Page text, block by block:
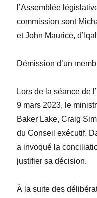
l’Assemblée
commission sont
etJohn Maurice,
Démission d’un
Lors de la séance de
9 mars 2023, le
Baker Lake,Craig
du Conseil exécutif.
a invoqué la
justifier sa décision.
À la suite des